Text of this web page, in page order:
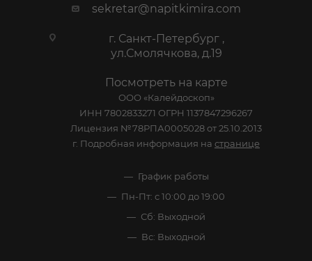
sekretar@napitkimira.com
г. Санкт-Петербург ,
ул.Смолячкова, д.19
Посмотреть на карте
ООО «Калейдоскоп»
ИНН 7802833271 ОГРН 1137847296267
Лицензия №78РПА0005028 от 25.10.2013
г. Подробная информация на странице
График работы
Пн-Пт: с 10:00 до 19:00
Сб: Выходной
Вс: Выходной